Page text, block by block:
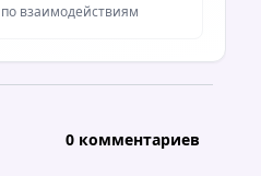
взаимодействиям
0 комментариев